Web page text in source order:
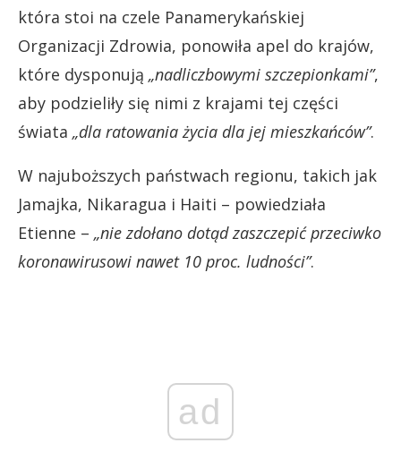
która stoi na czele Panamerykańskiej
Organizacji Zdrowia, ponowiła apel do krajów,
które dysponują „nadliczbowymi szczepionkami”,
aby podzieliły się nimi z krajami tej części
świata „dla ratowania życia dla jej mieszkańców”.
W najuboższych państwach regionu, takich jak
Jamajka, Nikaragua i Haiti – powiedziała
Etienne – „nie zdołano dotąd zaszczepić przeciwko
koronawirusowi nawet 10 proc. ludności”.
ad